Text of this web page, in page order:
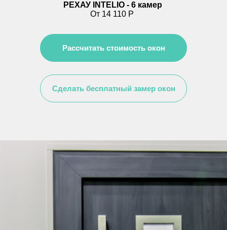
Рассчитать стоимость окон
Сделать бесплатный замер окон
РЕХАУ INTELIO - 6 камер
От 14 110 Р